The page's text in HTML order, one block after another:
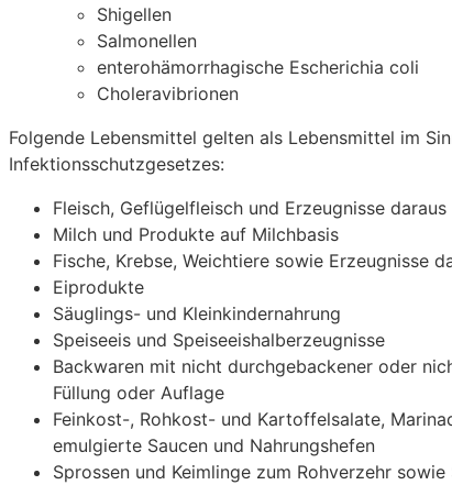
Shigellen
Salmonellen
enterohämorrhagische Escherichia coli
Choleravibrionen
Folgende Lebensmittel gelten als Lebensmittel im
Infektionsschutzgesetzes:
Fleisch, Geflügelfleisch und Erzeugnisse daraus
Milch und Produkte auf Milchbasis
Fische, Krebse, Weichtiere sowie Erzeugnisse
Eiprodukte
Säuglings- und Kleinkindernahrung
Speiseeis und Speiseeishalberzeugnisse
Backwaren mit nicht durchgebackener oder
Füllung oder Auflage
Feinkost-, Rohkost- und Kartoffelsalate,
emulgierte Saucen und Nahrungshefen
Sprossen und Keimlinge zum Rohverzehr